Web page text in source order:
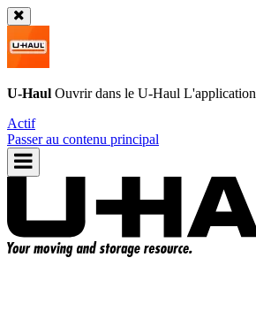
U-Haul Ouvrir dans le U-Haul L'application
Actif
Passer au contenu principal